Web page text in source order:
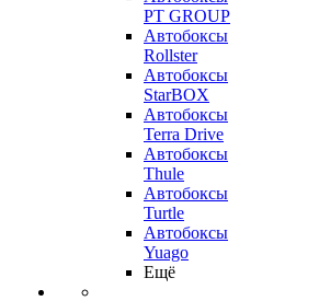
PT GROUP
Автобоксы
Rollster
Автобоксы
StarBOX
Автобоксы
Terra Drive
Автобоксы
Thule
Автобоксы
Turtle
Автобоксы
Yuago
Ещё